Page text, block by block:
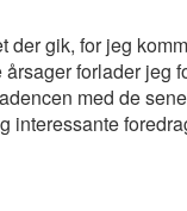
gik, for jeg
forlader jeg
med de